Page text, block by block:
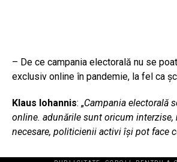
– De ce campania electorală nu se
exclusiv online în pandemie, la fel ca
Klaus Iohannis: „Campania electorală
online. adunările sunt oricum
necesare, politicienii activi își pot face